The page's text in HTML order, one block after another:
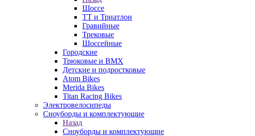
Шоссе
ТТ и Триатлон
Гравийные
Трековые
Шоссейные
Городские
Трюковые и BMX
Детские и подростковые
Atom Bikes
Merida Bikes
Titan Racing Bikes
Электровелосипеды
Cноуборды и комплектующие
Назад
Cноуборды и комплектующие